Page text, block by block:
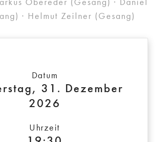
· Helmut Zeilner (Gesang)
Datum
31. Dezember
2026
Uhrzeit